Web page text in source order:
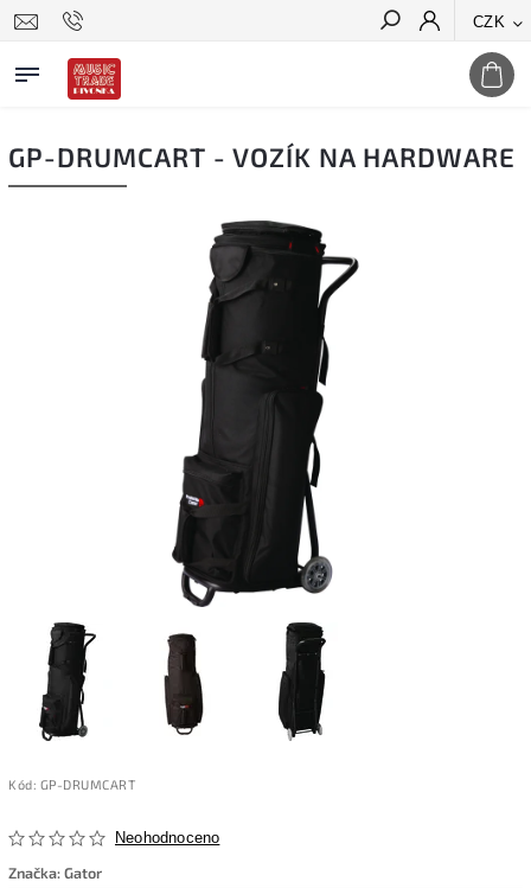
CZK
Hledat
GP-DRUMCART - VOZÍK NA HARDWARE
Kód: GP-DRUMCART
Neohodnoceno
Značka:Gator